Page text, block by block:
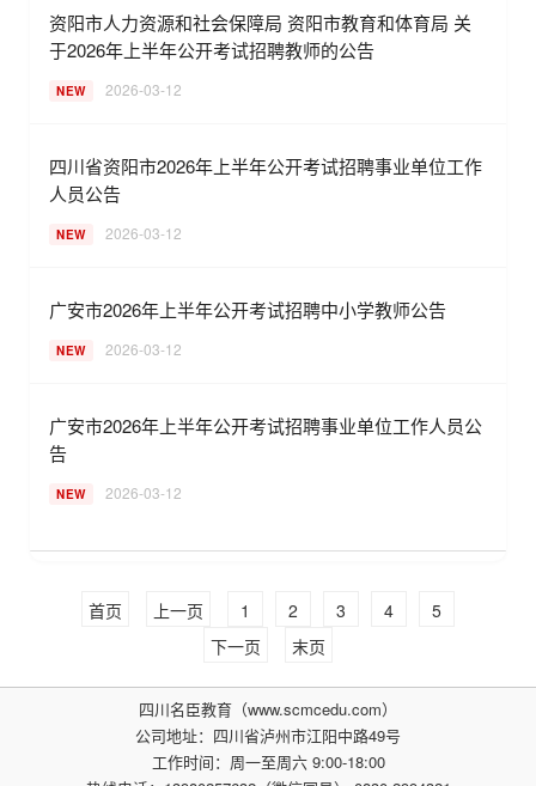
资阳市人力资源和社会保障局 资阳市教育和体育局 关
于2026年上半年公开考试招聘教师的公告
NEW 2026-03-12
四川省资阳市2026年上半年公开考试招聘事业单位工作
人员公告
NEW 2026-03-12
广安市2026年上半年公开考试招聘中小学教师公告
NEW 2026-03-12
广安市2026年上半年公开考试招聘事业单位工作人员公
告
NEW 2026-03-12
首页 上一页 1 2 3 4
5
下一页
末页
四川名臣教育（www.scmcedu.com）
公司地址：四川省泸州市江阳中路49号
工作时间：周一至周六 9:00-18:00